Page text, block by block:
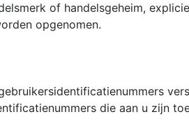
of handelsgeheim,
opgenomen.
die aan u zijn